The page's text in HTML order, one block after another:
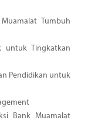
Tumbuh
untuk Tingkatkan
Pendidikan untuk
Bank Muamalat